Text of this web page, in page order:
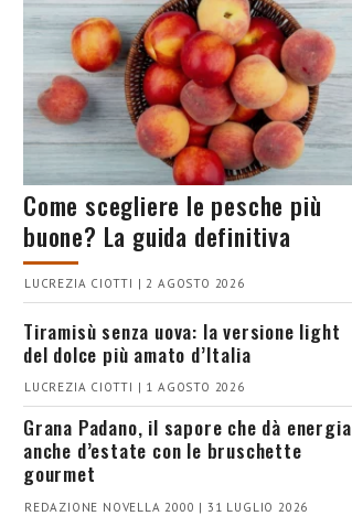
Come scegliere le pesche più
buone? La guida definitiva
LUCREZIA CIOTTI | 2 AGOSTO 2026
Tiramisù senza uova: la versione light
del dolce più amato d’Italia
LUCREZIA CIOTTI | 1 AGOSTO 2026
Grana Padano, il sapore che dà energia
anche d’estate con le bruschette
gourmet
REDAZIONE NOVELLA 2000 | 31 LUGLIO 2026